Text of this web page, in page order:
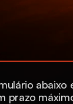
abaixo
prazo